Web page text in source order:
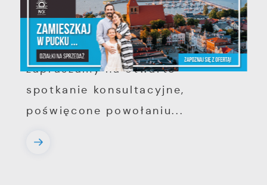
województwie pomorskim
Szanowni Państwo, serdecznie
zapraszamy na otwarte
spotkanie konsultacyjne,
poświęcone powołaniu...